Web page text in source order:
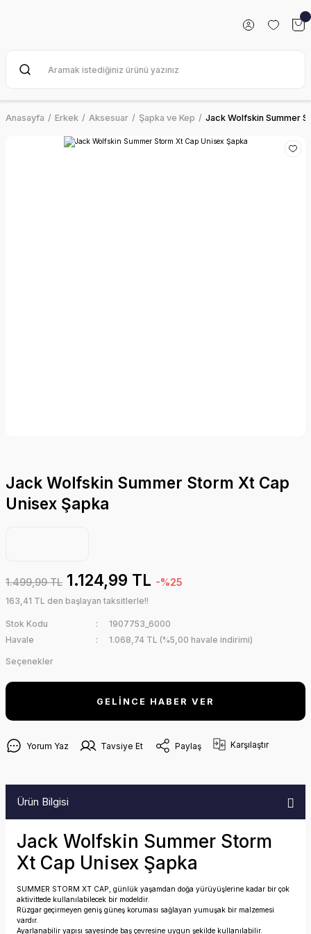
Anasayfa Erkek Aksesuar Şapka ve Kep Jack Wolfskin Summer
Jack Wolfskin Summer Storm Xt Cap
Unisex Şapka
1.499,99 TL 1.124,99 TL -%25
163,41 TL den başlayan taksitlerle!!
Stok Kodu
1907753_6000
Havale
1.068,74 TL (%5,00 havale indirimi)
Seçenekler
GELİNCE HABER VER
Yorum Yaz Tavsiye Et Paylaş Karşılaştır
Ürün Bilgisi
Jack Wolfskin Summer Storm
Xt Cap Unisex Şapka
SUMMER STORM XT CAP, günlük yaşamdan doğa yürüyüşlerine kadar bir çok
aktivittede kullanılabilecek bir modeldir.
Rüzgar geçirmeyen geniş güneş koruması sağlayan yumuşak bir malzemesi
vardır.
Ayarlanabilir yapısı sayesinde baş çevresine uygun şekilde kullanılabilir.